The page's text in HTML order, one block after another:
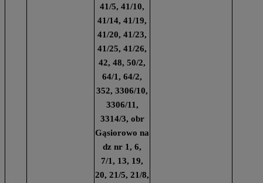
41/5, 41/10,
41/14, 41/19,
41/20, 41/23,
41/25, 41/26,
42, 48, 50/2,
64/1, 64/2,
352, 3306/10,
3306/11,
3314/3, obr
Gąsiorowo na
dz nr 1, 6,
7/1, 13, 19,
20, 21/5, 21/8,